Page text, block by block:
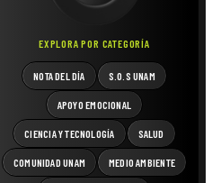
EXPLORA POR CATEGORÍA
NOTA DEL DÍA S.O.S UNAM
APOYO EMOCIONAL
CIENCIA Y TECNOLOGÍA SALUD
COMUNIDAD UNAM MEDIO AMBIENTE